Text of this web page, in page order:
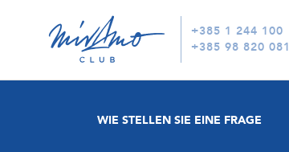
+385 1 244 100
+385 98 820 081
WIE STELLEN SIE EINE FRAGE